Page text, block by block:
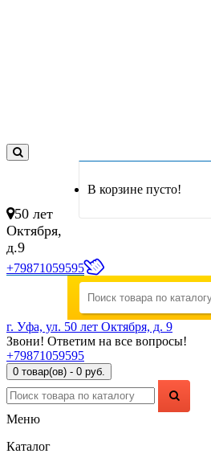
В корзине пусто!
50 лет
Октября,
д.9
+79871059595
г. Уфа, ул. 50 лет Октября, д. 9
Звони! Ответим на все вопросы!
+79871059595
0 товар(ов) - 0 руб.
Меню
Каталог